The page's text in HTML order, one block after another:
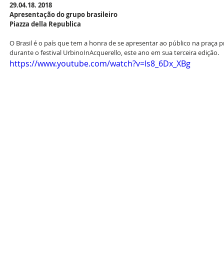
29.04.18. 2018
Apresentação do grupo brasileiro
Piazza della Republica
O Brasil é o país que tem a honra de se apresentar ao público na praça
durante o festival UrbinoInAcquerello, este ano em sua terceira edição.
https://www.youtube.com/watch?v=Is8_6Dx_XBg